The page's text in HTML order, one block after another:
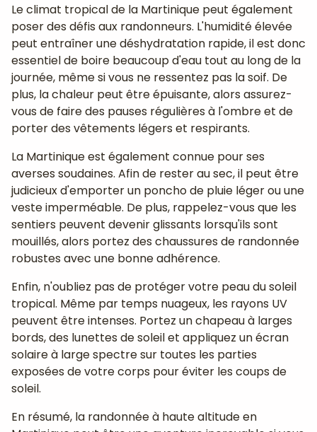
Le climat tropical de la Martinique peut également
poser des défis aux randonneurs. L'humidité élevée
peut entraîner une déshydratation rapide, il est donc
essentiel de boire beaucoup d'eau tout au long de la
journée, même si vous ne ressentez pas la soif. De
plus, la chaleur peut être épuisante, alors assurez-
vous de faire des pauses régulières à l'ombre et de
porter des vêtements légers et respirants.
La Martinique est également connue pour ses
averses soudaines. Afin de rester au sec, il peut être
judicieux d'emporter un poncho de pluie léger ou une
veste imperméable. De plus, rappelez-vous que les
sentiers peuvent devenir glissants lorsqu'ils sont
mouillés, alors portez des chaussures de randonnée
robustes avec une bonne adhérence.
Enfin, n'oubliez pas de protéger votre peau du soleil
tropical. Même par temps nuageux, les rayons UV
peuvent être intenses. Portez un chapeau à larges
bords, des lunettes de soleil et appliquez un écran
solaire à large spectre sur toutes les parties
exposées de votre corps pour éviter les coups de
soleil.
En résumé, la randonnée à haute altitude en